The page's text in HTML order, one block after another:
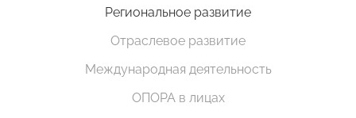
Региональное развитие
Отраслевое развитие
Международная деятельность
ОПОРА в лицах